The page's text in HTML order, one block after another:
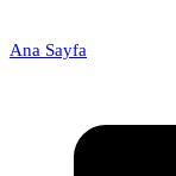
Ana Sayfa